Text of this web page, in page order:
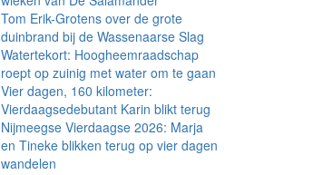
Tom Erik-Grotens over de grote
duinbrand bij de Wassenaarse Slag
Watertekort: Hoogheemraadschap
roept op zuinig met water om te gaan
Vier dagen, 160 kilometer:
Vierdaagsedebutant Karin blikt terug
Nijmeegse Vierdaagse 2026: Marja
en Tineke blikken terug op vier dagen
wandelen